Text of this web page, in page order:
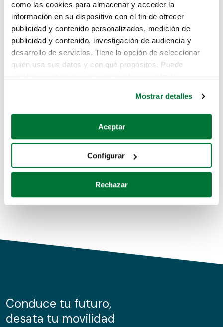
como las cookies para almacenar y acceder la
información en su dispositivo con el fin de ofrecer
publicidad y contenido personalizados, medición de
publicidad y contenido, investigación de audiencia y
desarrollo de servicios. Tiene la opción de seleccionar
quién usa sus datos y con qué propósitos. Puede
Si lo permite, también quisiéramos:
Recopilar información sobre su ubicación geográfica
Identificar su dispositivo analizándolo activamente
para buscar características específicas (huellas
Obtenga más información sobre cómo se procesan sus
de cookies.
información sobre el uso que haga del sitio web con
nuestros partners de redes sociales, publicidad y análisis
Mostrar detalles
Aceptar
Configurar
Rechazar
Lo sentimos, no sabemos como
te hemos traido hasta aquí.
Pero puedes encontrar el coche que estás
buscando en alguno de estos enlaces:
Coches de segunda mano
Coches de km0
Conduce tu futuro,
desata tu movilidad